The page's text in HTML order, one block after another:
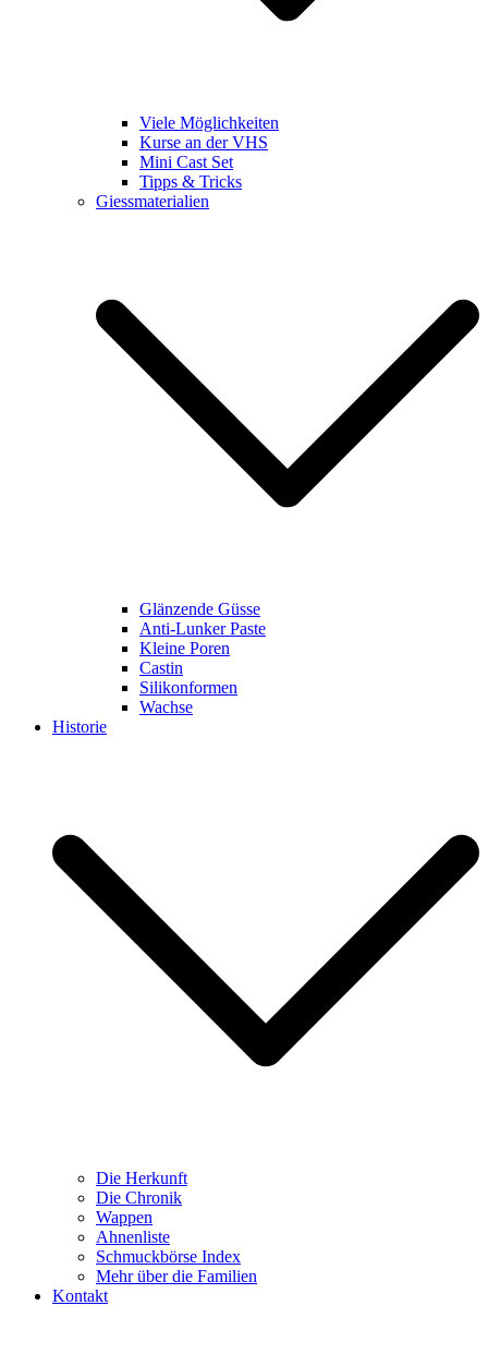
Viele Möglichkeiten
Kurse an der VHS
Mini Cast Set
Tipps & Tricks
Giessmaterialien
Glänzende Güsse
Anti-Lunker Paste
Kleine Poren
Castin
Silikonformen
Wachse
Historie
Die Herkunft
Die Chronik
Wappen
Ahnenliste
Schmuckbörse Index
Mehr über die Familien
Kontakt